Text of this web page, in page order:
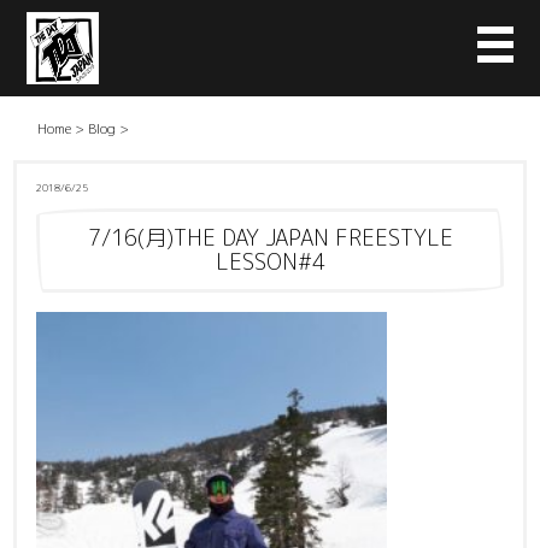
Home > Blog >
2018/6/25
7/16(月)THE DAY JAPAN FREESTYLE
LESSON#4